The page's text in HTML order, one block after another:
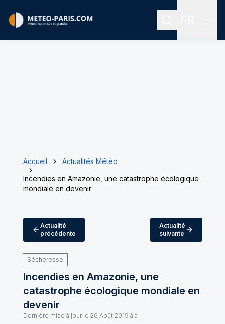
Rechercher
Accueil
Actualités Météo
Incendies en Amazonie, une catastrophe écologique
mondiale en devenir
Actualité
précédente
Actualité
suivante
Sécheresse
Incendies en Amazonie, une
catastrophe écologique mondiale en
devenir
Dernière mise à jour le 26 Août 2019 à à